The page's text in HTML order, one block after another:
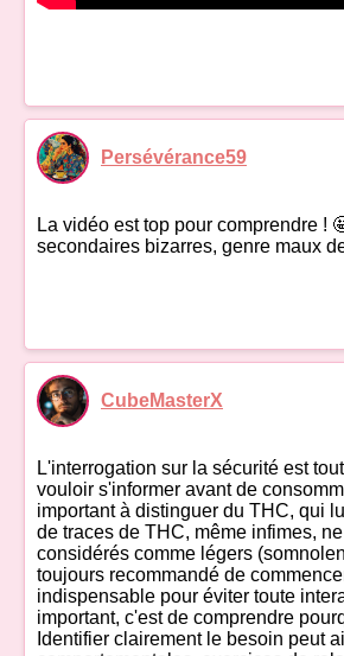
Persévérance59
La vidéo est top pour comprendre !
secondaires bizarres, genre maux
CubeMasterX
L'interrogation sur la sécurité est
vouloir s'informer avant de
important à distinguer du THC, qui
de traces de THC, même infimes,
considérés comme légers
toujours recommandé de
indispensable pour éviter toute
important, c'est de comprendre
Identifier clairement le besoin peut